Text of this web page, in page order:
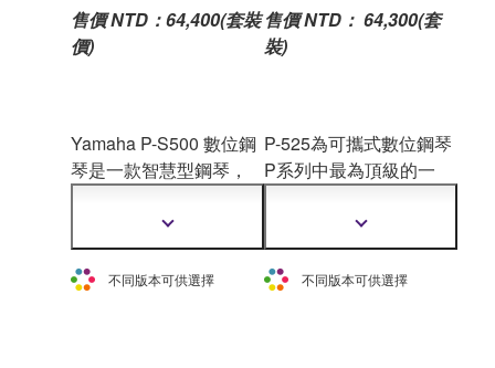
售價 NTD：64,400(套裝
價)
Yamaha P-S500 數位鋼
琴是一款智慧型鋼琴，
能可為您顯示要彈奏的
琴鍵。P-S500 已完全整
合到 Smart Pianist 應用
顯
示
多
不同版本可供選擇
售價 NTD： 64,300(套
裝)
P-525為可攜式數位鋼琴
P系列中最為頂級的一
界級演奏型平台鋼琴—
Yamaha CFX 和貝森朵
夫帝王琴的採樣音色。
顯
示
多
不同版本可供選擇